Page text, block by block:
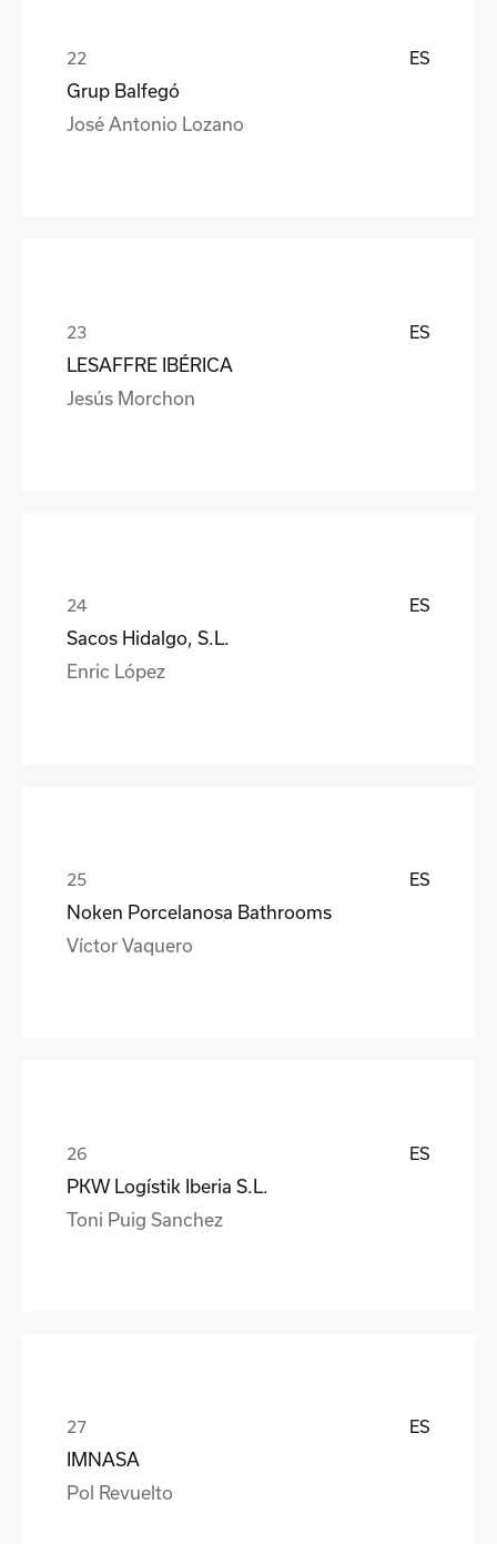
ES
Grup Balfegó
José Antonio Lozano
ES
LESAFFRE IBÉRICA
Jesús Morchon
ES
Sacos Hidalgo, S.L.
Enric López
ES
Noken Porcelanosa Bathrooms
Víctor Vaquero
ES
PKW Logístik Iberia S.L.
Toni Puig Sanchez
ES
IMNASA
Pol Revuelto